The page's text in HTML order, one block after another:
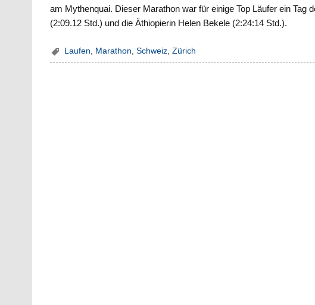
am Mythenquai. Dieser Marathon war für einige Top Läufer ein
(2:09.12 Std.) und die Äthiopierin Helen Bekele (2:24:14 Std.).
Laufen Marathon ,Schweiz ,Zürich